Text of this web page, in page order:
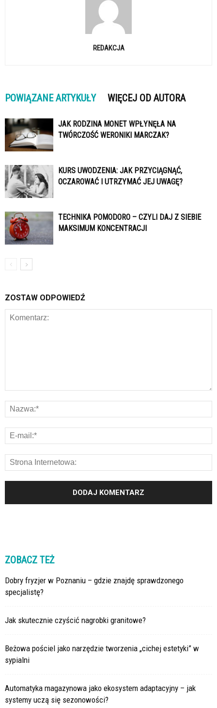
REDAKCJA
POWIĄZANE ARTYKUŁY WIĘCEJ OD AUTORA
JAK RODZINA MONET WPŁYNĘŁA NA
TWÓRCZOŚĆ WERONIKI MARCZAK?
KURS UWODZENIA: JAK PRZYCIĄGNĄĆ,
OCZAROWAĆ I UTRZYMAĆ JEJ UWAGĘ?
TECHNIKA POMODORO – CZYLI DAJ Z SIEBIE
MAKSIMUM KONCENTRACJI
ZOSTAW ODPOWIEDŹ
ZOBACZ TEŻ
Dobry fryzjer w Poznaniu – gdzie znajdę sprawdzonego
specjalistę?
Jak skutecznie czyścić nagrobki granitowe?
Beżowa pościel jako narzędzie tworzenia „cichej estetyki” w
sypialni
Automatyka magazynowa jako ekosystem adaptacyjny – jak
systemy uczą się sezonowości?